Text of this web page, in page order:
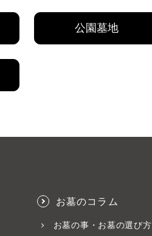
公園墓地
お墓のコラム
お墓の事・お墓の選び方